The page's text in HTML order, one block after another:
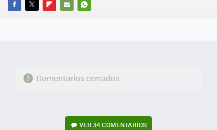
FACEBOOK
TWITTERFLIPBOARD
E-
WHATSAPP
Comentarios cerrados
VER34 COMENTARIOS